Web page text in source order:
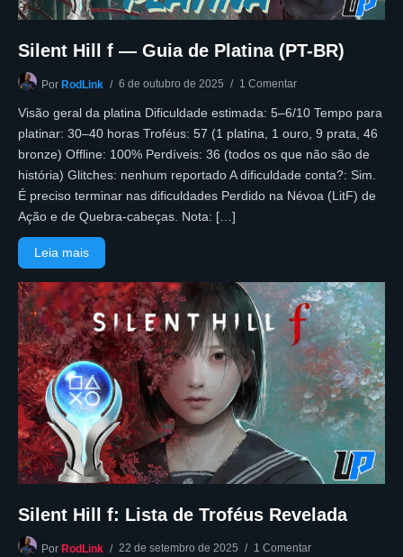
Silent Hill f — Guia de Platina (PT-BR)
Por RodLink 6 de outubro de 2025 1 Comentar
Visão geral da platina Dificuldade estimada: 5–6/10 Tempo para
platinar: 30–40 horas Troféus: 57 (1 platina, 1 ouro, 9 prata, 46
bronze) Offline: 100% Perdíveis: 36 (todos os que não são de
história) Glitches: nenhum reportado A dificuldade conta?: Sim.
É preciso terminar nas dificuldades Perdido na Névoa (LitF) de
Ação e de Quebra-cabeças. Nota: […]
Leia mais
Silent Hill f: Lista de Troféus Revelada
Por RodLink 22 de setembro de 2025 1 Comentar